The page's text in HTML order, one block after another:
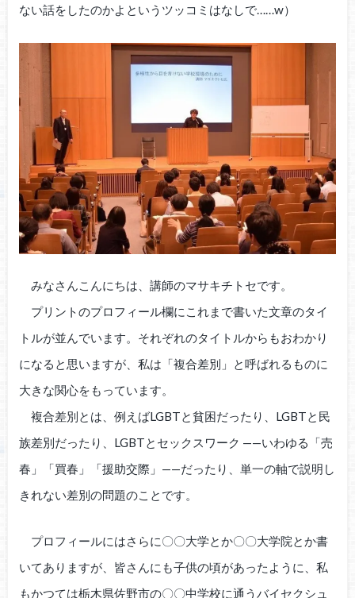
ない話をしたのかよというツッコミはなしで……w）
みなさんこんにちは、講師のマサキチトセです。
プリントのプロフィール欄にこれまで書いた文章のタイ
トルが並んでいます。それぞれのタイトルからもおわかり
になると思いますが、私は「複合差別」と呼ばれるものに
大きな関心をもっています。
複合差別とは、例えばLGBTと貧困だったり、LGBTと民
族差別だったり、LGBTとセックスワーク ——いわゆる「売
春」「買春」「援助交際」——だったり、単一の軸で説明し
きれない差別の問題のことです。
プロフィールにはさらに〇〇大学とか〇〇大学院とか書
いてありますが、皆さんにも子供の頃があったように、私
もかつては栃木県佐野市の〇〇中学校に通うバイセクシュ